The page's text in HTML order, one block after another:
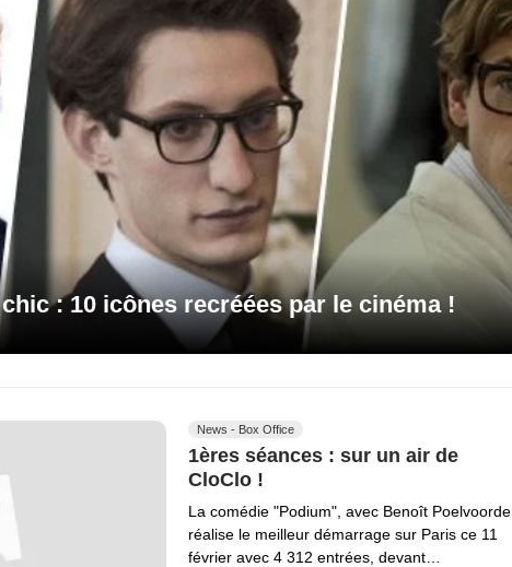
: 10 icônes recréées par le cinéma !
News - Box Office
1ères séances : sur un air de
CloClo !
La comédie "Podium", avec Benoît Poelvoorde,
réalise le meilleur démarrage sur Paris ce 11
février avec 4 312 entrées, devant…